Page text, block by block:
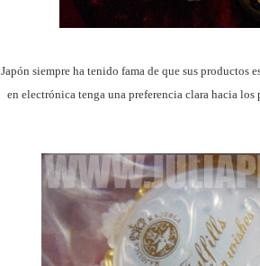
Japón siempre ha tenido fama de que sus productos
en electrónica tenga una preferencia clara hacia